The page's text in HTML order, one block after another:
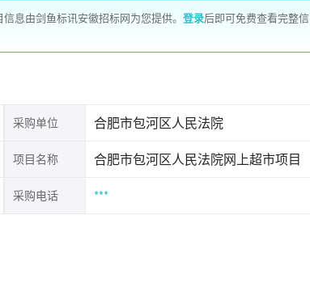
息由剑鱼标讯安徽招标网为您提供。 登录后即可免费查看完整信
采购单位 合肥市包河区人民法院
项目名称 合肥市包河区人民法院网上超市项目
采购电话 ***
同